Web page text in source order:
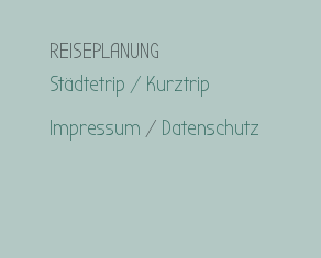
REISEPLANUNG
Städtetrip / Kurztrip
Impressum / Datenschutz